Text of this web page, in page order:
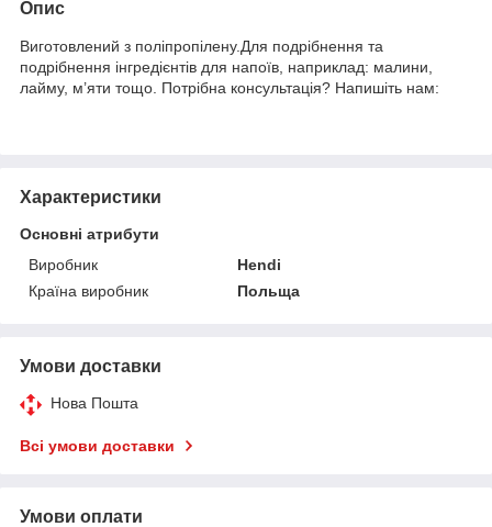
Опис
Виготовлений з поліпропілену.Для подрібнення та
подрібнення інгредієнтів для напоїв, наприклад: малини,
лайму, м’яти тощо. Потрібна консультація? Напишіть нам:
Характеристики
Основні атрибути
Виробник
Hendi
Країна виробник
Польща
Умови доставки
Нова Пошта
Всі умови доставки
Умови оплати